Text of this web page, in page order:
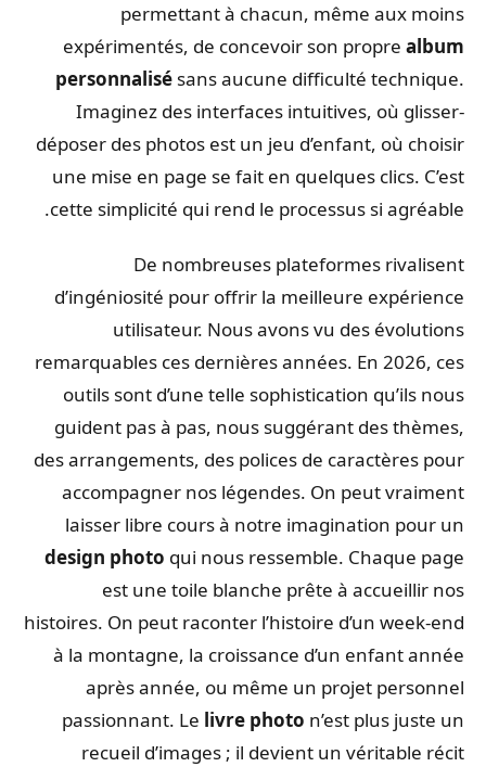
permettant à chacun, même aux moins
expérimentés, de concevoir son proprealbum
personnalisé sans aucune difficulté technique.
Imaginez des interfaces intuitives, où glisser-
déposer des photos est un jeu d’enfant, où choisir
une mise en page se fait en quelques clics. C’est
cette simplicité qui rend le processus si agréable.
De nombreuses plateformes rivalisent
d’ingéniosité pour offrir la meilleure expérience
utilisateur. Nous avons vu des évolutions
remarquables ces dernières années. En 2026, ces
outils sont d’une telle sophistication qu’ils nous
guident pas à pas, nous suggérant des thèmes,
des arrangements, des polices de caractères pour
accompagner nos légendes. On peut vraiment
laisser libre cours à notre imagination pour un
design photo qui nous ressemble. Chaque page
est une toile blanche prête à accueillir nos
histoires. On peut raconter l’histoire d’un week-end
à la montagne, la croissance d’un enfant année
après année, ou même un projet personnel
passionnant. Lelivre photo n’est plus juste un
recueil d’images ; il devient un véritable récit